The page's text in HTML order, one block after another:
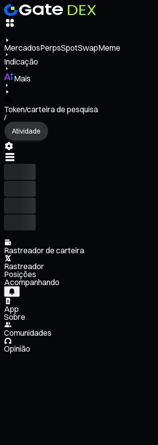
MercadosPerpsSpotSwapMeme
Indicação
Mais
Token/carteira de pesquisa
/
Atividade
Rastreador de carteira
Rastreador
Posições
Acompanhando
App
Sobre
Comunidades
Opinião